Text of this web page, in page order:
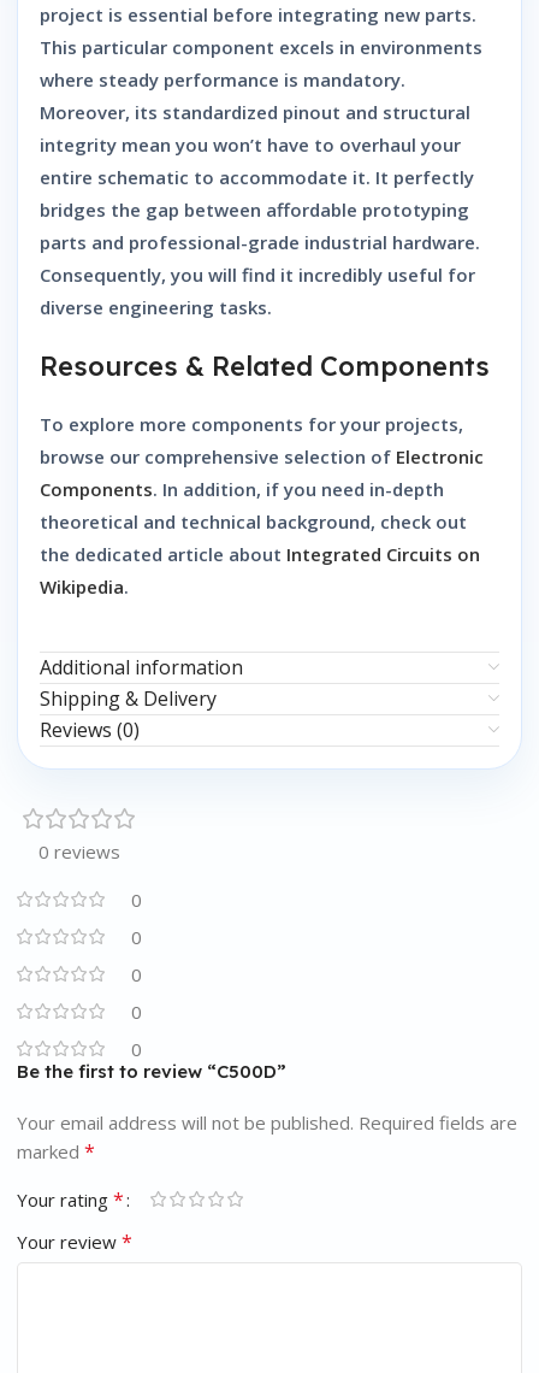
project is essential before integrating new parts.
This particular component excels in environments
where steady performance is mandatory.
Moreover, its standardized pinout and structural
integrity mean you won’t have to overhaul your
entire schematic to accommodate it. It perfectly
bridges the gap between affordable prototyping
parts and professional-grade industrial hardware.
Consequently, you will find it incredibly useful for
diverse engineering tasks.
Resources & Related Components
To explore more components for your projects,
browse our comprehensive selection of Electronic
Components. In addition, if you need in-depth
theoretical and technical background, check out
the dedicated article about Integrated Circuits on
Wikipedia.
Additional information
Shipping & Delivery
Reviews (0)
0 reviews
0
0
0
0
0
Be the first to review “C500D”
Your email address will not be published. Required fields are
marked *
Your rating *
Your review *